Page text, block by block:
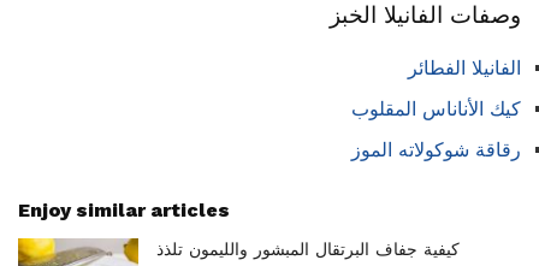
وصفات الفانيلا الخبز
الفانيلا الفطائر
كيك الأناناس المقلوب
رقاقة شوكولاته الموز
Enjoy similar articles
كيفية جفاف البرتقال المبشور والليمون تلذذ